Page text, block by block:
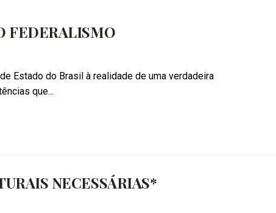
FEDERALISMO
Estado do Brasil à realidade de uma verdadeira
que...
NECESSÁRIAS*